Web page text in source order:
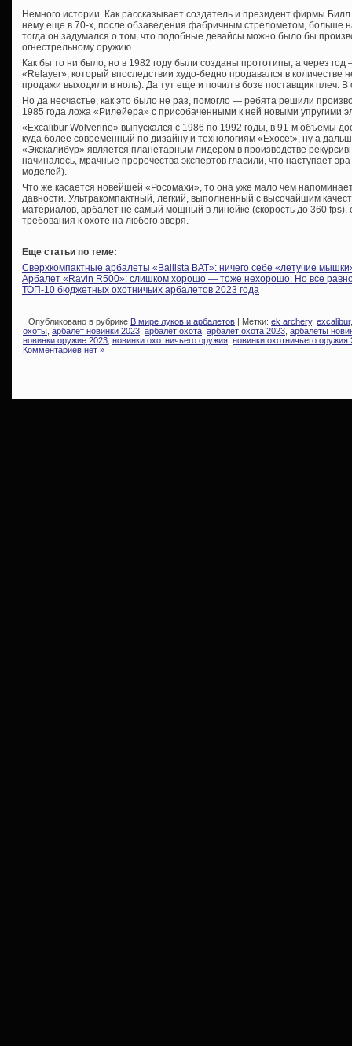
Немного истории. Как рассказывает создатель и президент фирмы
нему еще в 70-х, после обзаведения фабричным стрелометом, больше
тогда он задумался о том, что подобные девайсы можно было бы
огнестрельному оружию.
Как бы то ни было, но в 1982 году были созданы прототипы, а через
«Relayer», который впоследствии худо-бедно продавался в количестве
продажи выходили в ноль). Да тут еще и почил в бозе поставщик плеч.
Но да несчастье, как это было не раз, помогло — ребята решили
1985 года ложа «Рилейера» с присобаченными к ней новыми упругими
«Excalibur Wolverine» выпускался с 1986 по 1992 годы, в 91-м объемы
куда более современный по дизайну и технологиям «Exocet», ну а
«Экскалибур» является планетарным лидером в производстве
начиналось, мрачные пророчества экспертов гласили, что наступает
моделей).
Что же касается новейшей «Росомахи», то она уже мало чем
давности. Ультракомпактный, легкий, выполненный с высочайшим
материалов, арбалет не самый мощный в линейке (скорость до 360 fps),
требования к охоте на любого зверя.
Еще статьи по теме:
Сверхкомпактные арбалеты «Ballista BAT»: ничего себе «летучие
Арбалет «Ravin R500»: слишком хорошо — тоже нехорошо. Но все
ТОП-10 бюджетных охотничьих арбалетов 2023 года
Опубликовано в рубрике В мире луков и арбалетов | Метки: ek archery, excalibur
охоты арбалет новинки 2023 арбалет охота арбалет охота 2023 арбалеты
новинки оружие 2023 новинки охотничьего оружия новинки охотничьего оружия
Комментариев нет »